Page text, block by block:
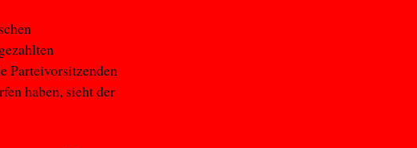
Parteivorsitzenden
haben, sieht der